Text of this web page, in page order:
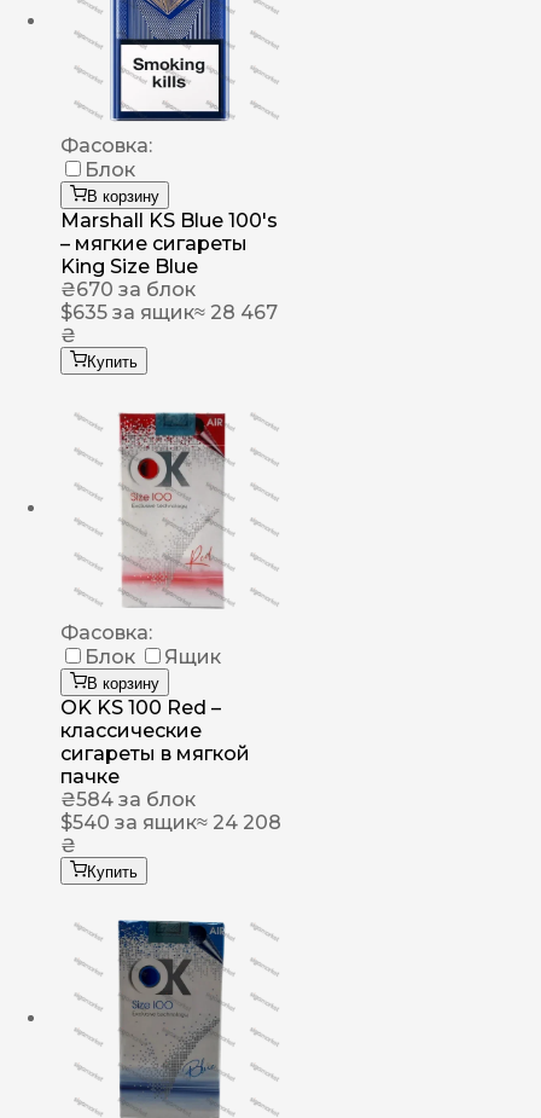
Фасовка:
Блок
В корзину
Marshall KS Blue 100's
– мягкие сигареты
King Size Blue
₴670 за блок
$635 за ящик≈ 28 467
₴
Купить
Фасовка:
Блок
Ящик
В корзину
OK KS 100 Red –
классические
сигареты в мягкой
пачке
₴584 за блок
$540 за ящик≈ 24 208
₴
Купить